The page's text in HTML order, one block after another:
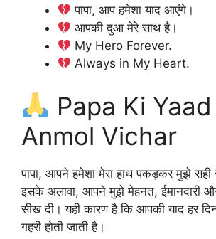
पापा, आप हमेशा याद आएंगे।
आपकी दुआ मेरे साथ है।
My Hero Forever.
Always in My Heart.
Papa Ki
Anmol Vichar
पापा, आपने हमेशा मेरा हाथ पकड़कर मुझे सही
इसके अलावा, आपने मुझे मेहनत, ईमानदारी
सीख दी। यही कारण है कि आपकी याद हर
गहरी होती जाती है।